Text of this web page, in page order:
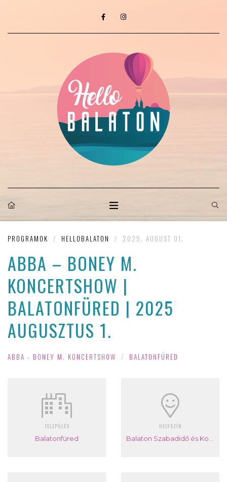
PROGRAMOK / HELLOBALATON / 2025. AUGUST 01.
ABBA – BONEY M.
KONCERTSHOW |
BALATONFÜRED | 2025
AUGUSZTUS 1.
ABBA - BONEY M. KONCERTSHOW / BALATONFÜRED
TELEPÜLÉS
Balatonfüred
HELYSZÍN